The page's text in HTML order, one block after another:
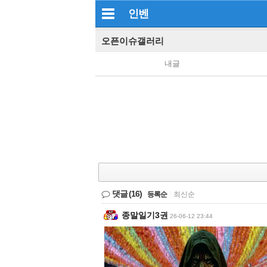
인벤
오픈이슈갤러리
내글
댓글(16) 등록순 최신순
종말일기3권 26-06-12 23:44